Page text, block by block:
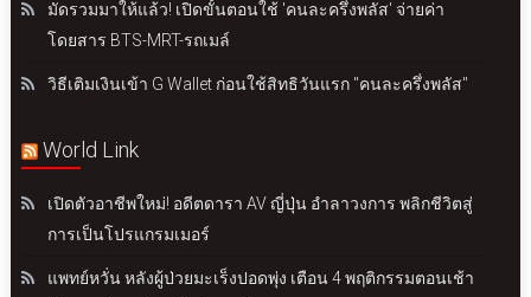
มัดรวมมาให้แล้ว! เปิดขั้นตอนใช้ 'คนละครึ่งพลัส' จ่ายค่า
โดยสาร BTS-MRT-รถเมล์
วิธีเติมเงินเข้า G Wallet ก่อนใช้สิทธิวันแรก "คนละครึ่งพลัส"
World Link
เปิดตัวอาชีพใหม่! อดีตดารา AV ญี่ปุ่น อำลาวงการ พลิกชีวิตสู่
การเป็นโปรแกรมเมอร์
แพทย์หวั่น หลังผู้ป่วยมะเร็งปอดพุ่ง เตือน 4 พฤติกรรมตอนเช้า